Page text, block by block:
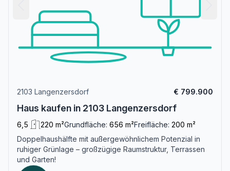
2103 Langenzersdorf € 799.900
Haus kaufen in 2103 Langenzersdorf
6,5 220 m²Grundfläche: 656 m²Freifläche: 200 m²
Doppelhaushälfte mit außergewöhnlichem Potenzial in
ruhiger Grünlage – großzügige Raumstruktur, Terrassen
und Garten!